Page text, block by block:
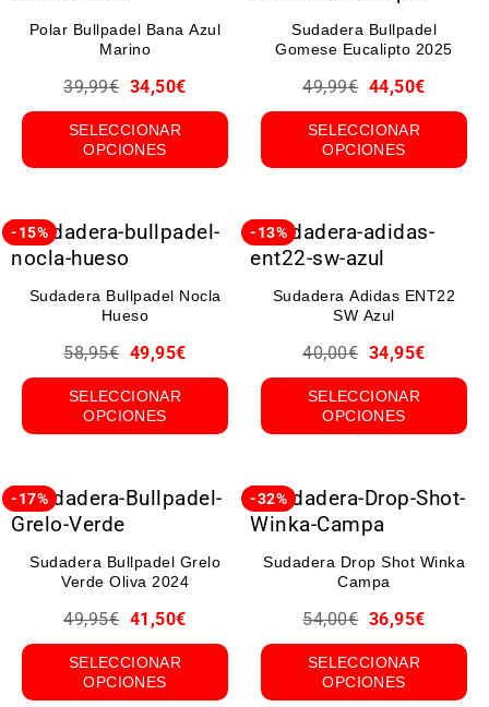
Polar Bullpadel Bana Azul
Marino
39,99€ 34,50€
SELECCIONAR
OPCIONES
Sudadera Bullpadel
Gomese Eucalipto 2025
49,99€ 44,50€
SELECCIONAR
OPCIONES
-15%
Sudadera Bullpadel Nocla
Hueso
58,95€ 49,95€
SELECCIONAR
OPCIONES
-13%
Sudadera Adidas ENT22
SW Azul
40,00€ 34,95€
SELECCIONAR
OPCIONES
-17%
Sudadera Bullpadel Grelo
Verde Oliva 2024
49,95€ 41,50€
SELECCIONAR
OPCIONES
-32%
Sudadera Drop Shot Winka
Campa
54,00€ 36,95€
SELECCIONAR
OPCIONES